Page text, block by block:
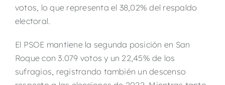
votos, lo que representa el 38,02% del respaldo
electoral.
El PSOE mantiene la segunda posición en San
Roque con 3.079 votos y un 22,45% de los
sufragios, registrando también un descenso